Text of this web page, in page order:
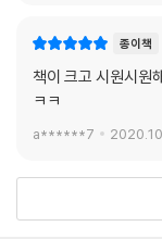
종이책
책이 크고 시원시원
ㅋㅋ
a******7